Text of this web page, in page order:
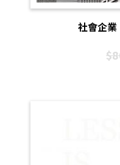
社會企
$